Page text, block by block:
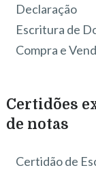
Declaração
Escritura de
Compra e
Certidões
de notas
Certidão de